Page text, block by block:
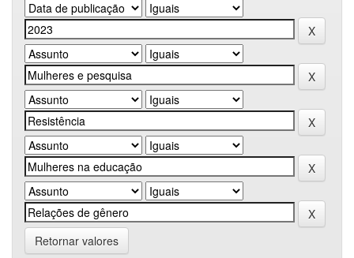
Retornar valores